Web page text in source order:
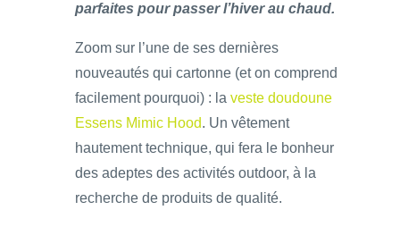
parfaites pour passer l’hiver au chaud.
Zoom sur l’une de ses dernières
nouveautés qui cartonne (et on comprend
facilement pourquoi) : la veste doudoune
Essens Mimic Hood. Un vêtement
hautement technique, qui fera le bonheur
des adeptes des activités outdoor, à la
recherche de produits de qualité.